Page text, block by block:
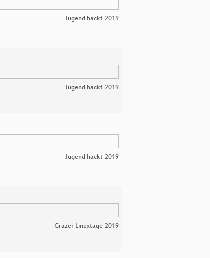
Jugend hackt 2019
Jugend hackt 2019
Jugend hackt 2019
Grazer Linuxtage 2019